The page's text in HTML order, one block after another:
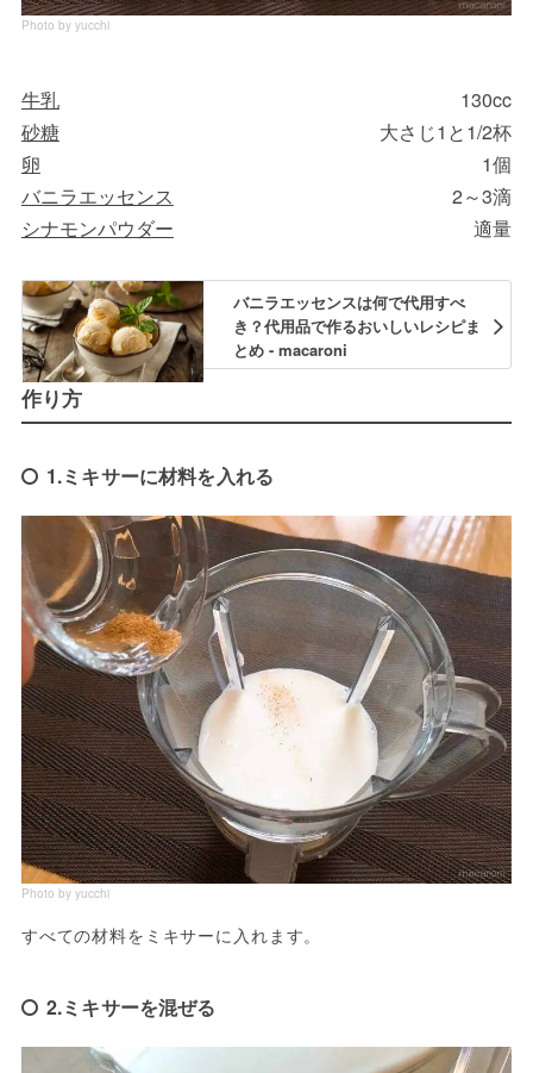
Photo by yucchi
牛乳
130cc
砂糖
大さじ1と1/2杯
卵
1個
バニラエッセンス
2～3滴
シナモンパウダー
適量
バニラエッセンスは何で代用すべ
き？代用品で作るおいしいレシピま
とめ - macaroni
作り方
1.ミキサーに材料を入れる
Photo by yucchi
すべての材料をミキサーに入れます。
2.ミキサーを混ぜる